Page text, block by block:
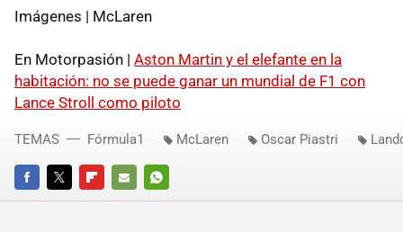
Imágenes | McLaren
En Motorpasión | Aston Martin y el elefante en la
habitación: no se puede ganar un mundial de F1 con
Lance Stroll como piloto
FACEBOOKTWITTERFLIPBOARD
E-
WHATSAPP
TEMAS Fórmula1 McLaren Oscar Piastri